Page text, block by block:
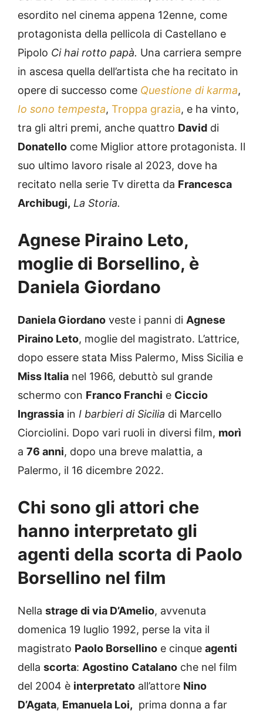
esordito nel cinema appena 12enne, come
protagonista della pellicola di Castellano e
Pipolo Ci hai rotto papà. Una carriera sempre
in ascesa quella dell’artista che ha recitato in
opere di successo come Questione di karma,
Io sono tempesta, Troppa grazia, e ha vinto,
tra gli altri premi, anche quattro David di
Donatello come Miglior attore protagonista. Il
suo ultimo lavoro risale al 2023, dove ha
recitato nella serie Tv diretta da Francesca
Archibugi, La Storia.
Agnese Piraino Leto,
moglie di Borsellino, è
Daniela Giordano
Daniela Giordano veste i panni di Agnese
Piraino Leto, moglie del magistrato. L’attrice,
dopo essere stata Miss Palermo, Miss Sicilia e
Miss Italia nel 1966, debuttò sul grande
schermo con Franco Franchi e Ciccio
Ingrassia in I barbieri di Sicilia di Marcello
Ciorciolini. Dopo vari ruoli in diversi film, morì
a 76 anni, dopo una breve malattia, a
Palermo, il 16 dicembre 2022.
Chi sono gli attori che
hanno interpretato gli
agenti della scorta di Paolo
Borsellino nel film
Nella strage di via D’Amelio, avvenuta
domenica 19 luglio 1992, perse la vita il
magistrato Paolo Borsellino e cinque agenti
della scorta: Agostino Catalano che nel film
del 2004 è interpretato all’attore Nino
D’Agata, Emanuela Loi, prima donna a far